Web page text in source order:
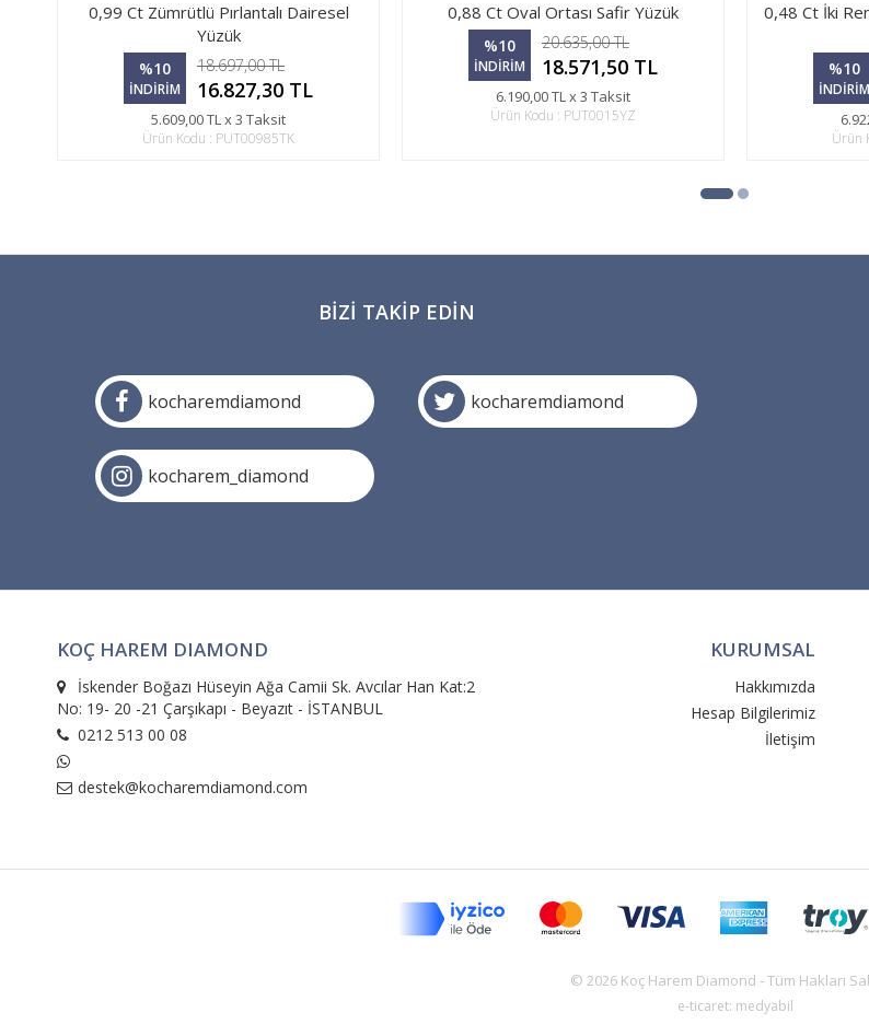
0,99 Ct Zümrütlü Pırlantalı Dairesel
Yüzük
%10
İNDİRİM
18.697,00 TL
16.827,30 TL
5.609,00 TL x 3 Taksit
Ürün Kodu : PUT00985TK
0,88 Ct Oval Ortası Safir Yüzük
%10
İNDİRİM
20.635,00 TL
18.571,50 TL
6.190,00 TL x 3 Taksit
Ürün Kodu : PUT0015YZ
0,48 Ct İki
%10
İNDİRİM
Ürün
BIZI TAKIP EDIN
kocharemdiamond kocharemdiamond
kocharem_diamond
KOÇ HAREM DIAMOND
İskender Boğazı Hüseyin Ağa Camii Sk. Avcılar Han Kat:2
No: 19- 20 -21 Çarşıkapı - Beyazıt - İSTANBUL
0212 513 00 08
destek@kocharemdiamond.com
KURUMSAL
Hakkımızda
Hesap Bilgilerimiz
İletişim
© 2026 Koç Harem Diamond - Tüm Hakları
e-ticaret: medyabil